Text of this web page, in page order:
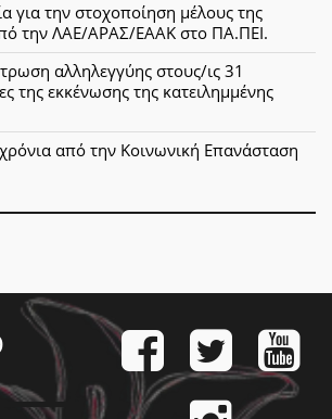
για την στοχοποίηση μέλους της
την ΛΑΕ/ΑΡΑΣ/ΕΑΑΚ στο ΠΑ.ΠΕΙ.
αλληλεγγύης στους/ις 31
της εκκένωσης της κατειλημμένης
από την Κοινωνική Επανάσταση